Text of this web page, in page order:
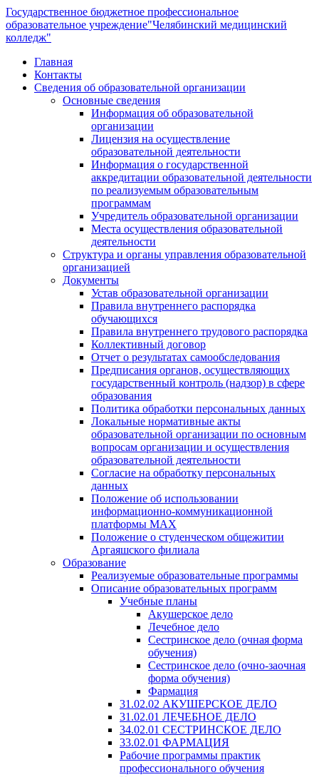
Государственное бюджетное профессиональное
образовательное учреждение"Челябинский медицинский
колледж"
Главная
Контакты
Сведения об образовательной организации
Основные сведения
Информация об образовательной
организации
Лицензия на осуществление
образовательной деятельности
Информация о государственной
аккредитации образовательной деятельности
по реализуемым образовательным
программам
Учредитель образовательной организации
Места осуществления образовательной
деятельности
Структура и органы управления образовательной
организацией
Документы
Устав образовательной организации
Правила внутреннего распорядка
обучающихся
Правила внутреннего трудового распорядка
Коллективный договор
Отчет о результатах самообследования
Предписания органов, осуществляющих
государственный контроль (надзор) в сфере
образования
Политика обработки персональных данных
Локальные нормативные акты
образовательной организации по основным
вопросам организации и осуществления
образовательной деятельности
Согласие на обработку персональных
данных
Положение об использовании
информационно-коммуникационной
платформы MAX
Положение о студенческом общежитии
Аргаяшского филиала
Образование
Реализуемые образовательные программы
Описание образовательных программ
Учебные планы
Акушерское дело
Лечебное дело
Сестринское дело (очная форма
обучения)
Сестринское дело (очно-заочная
форма обучения)
Фармация
31.02.02 АКУШЕРСКОЕ ДЕЛО
31.02.01 ЛЕЧЕБНОЕ ДЕЛО
34.02.01 СЕСТРИНСКОЕ ДЕЛО
33.02.01 ФАРМАЦИЯ
Рабочие программы практик
профессионального обучения